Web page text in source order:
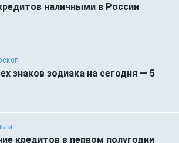
наличными в России
знаков зодиака на сегодня — 5
кредитов в первом полугодии